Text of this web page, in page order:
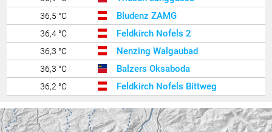
36,5 °C Bludenz ZAMG
36,4 °C Feldkirch Nofels 2
36,3 °C Nenzing Walgaubad
36,3 °C Balzers Oksaboda
36,2 °C Feldkirch Nofels Bittweg
36,1 °C Gamprin